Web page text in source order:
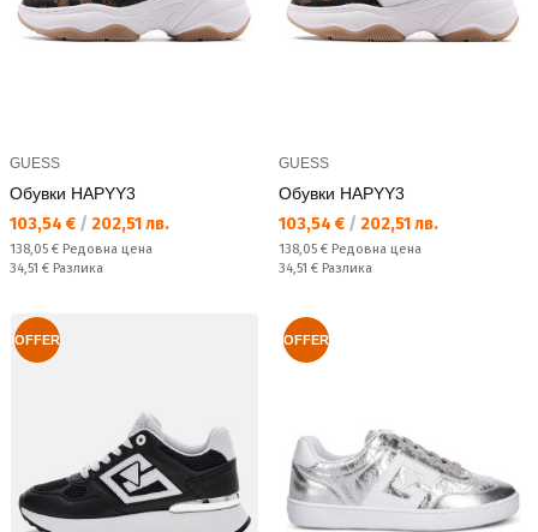
GUESS
Обувки HAPYY3
Текуща цена:
103,54 € / 202,51 лв.
Редовна цена:
138,05 € Редовна цена
Спестявате:
34,51 € Разлика
GUESS
Обувки HAPYY3
Текуща цена:
103,54 € / 202,51 лв.
Редовна цена:
138,05 € Редовна цена
Спестявате:
34,51 € Разлика
OFFER OFFER